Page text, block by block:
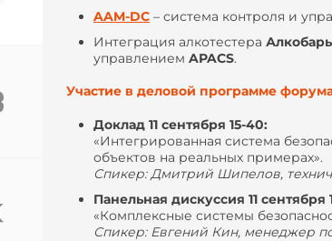
AAM-DC – система контроля и
Интеграция алкотестера
управлением APACS.
Участие в деловой программе
Доклад 11 сентября 15-40:
«Интегрированная система
объектов на реальных примерах».
Спикер: Дмитрий Шипелов,
Панельная дискуссия 11 сентября
«Комплексные системы
Спикер: Евгений Кин, менеджер